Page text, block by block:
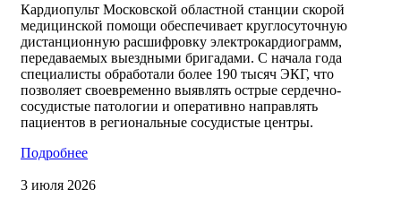
Кардиопульт Московской областной станции скорой
медицинской помощи обеспечивает круглосуточную
дистанционную расшифровку электрокардиограмм,
передаваемых выездными бригадами. С начала года
специалисты обработали более 190 тысяч ЭКГ, что
позволяет своевременно выявлять острые сердечно-
сосудистые патологии и оперативно направлять
пациентов в региональные сосудистые центры.
Подробнее
3 июля 2026